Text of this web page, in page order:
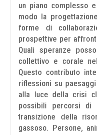
un piano complesso
modo la
forme di
prospettive per
Quali speranze
collettivo e corale
Questo contributo
riflessioni su
alla luce della crisi
possibili percorsi
transizione della
gassoso. Persone,